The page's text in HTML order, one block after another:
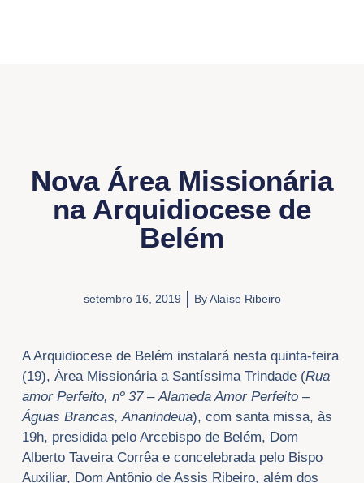
Nova Área Missionária
na Arquidiocese de
Belém
setembro 16, 2019 ByAlaíse Ribeiro
A Arquidiocese de Belém instalará nesta quinta-feira
(19), Área Missionária a Santíssima Trindade (Rua
amor Perfeito, nº 37 – Alameda Amor Perfeito –
Águas Brancas, Ananindeua), com santa missa, às
19h, presidida pelo Arcebispo de Belém, Dom
Alberto Taveira Corrêa e concelebrada pelo Bispo
Auxiliar, Dom Antônio de Assis Ribeiro, além dos